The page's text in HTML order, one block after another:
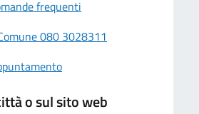
frequenti
080 3028311
o sul sito web